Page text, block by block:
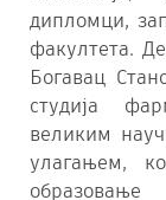
дипломци,
факултета.
Богавац
студија
великим
улагањем,